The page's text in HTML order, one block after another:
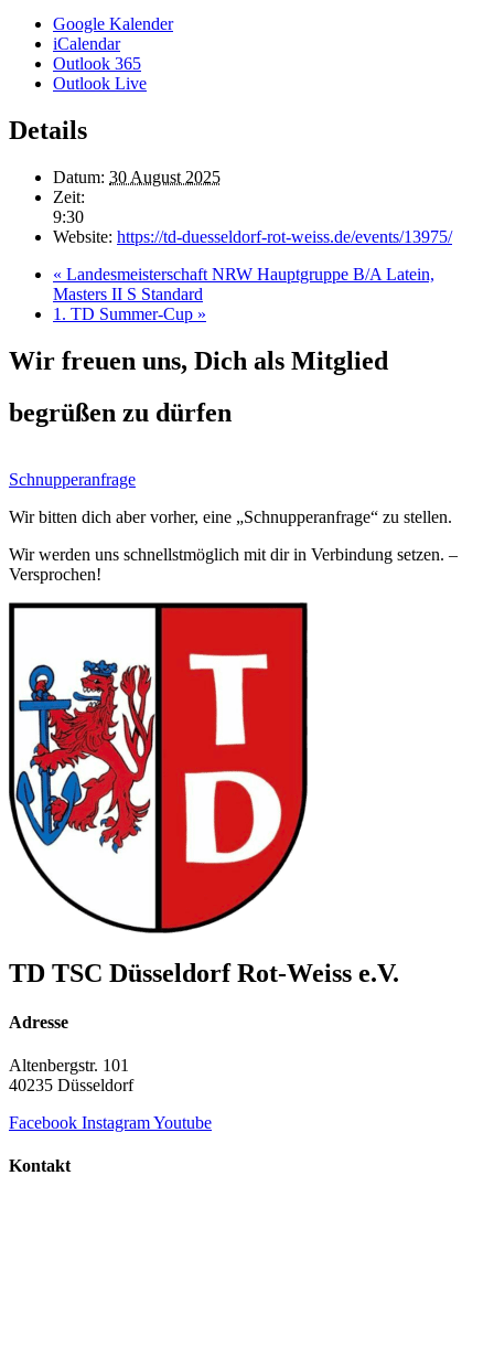
Google Kalender
iCalendar
Outlook 365
Outlook Live
Details
Datum: 30 August 2025
Zeit:
9:30
Website: https://td-duesseldorf-rot-weiss.de/events/13975/
« Landesmeisterschaft NRW Hauptgruppe B/A Latein,
Masters II S Standard
1. TD Summer-Cup »
Wir freuen uns, Dich als Mitglied
begrüßen zu dürfen
Schnupperanfrage
Wir bitten dich aber vorher, eine „Schnupperanfrage“ zu stellen.
Wir werden uns schnellstmöglich mit dir in Verbindung setzen. –
Versprochen!
TD TSC Düsseldorf Rot-Weiss e.V.
Adresse
Altenbergstr. 101
40235 Düsseldorf
Facebook InstagramYoutube
Kontakt